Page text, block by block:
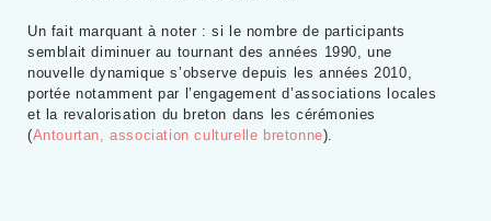
Un fait marquant à noter : si le nombre de participants
semblait diminuer au tournant des années 1990, une
nouvelle dynamique s’observe depuis les années 2010,
portée notamment par l’engagement d’associations locales
et la revalorisation du breton dans les cérémonies
(Antourtan, association culturelle bretonne).